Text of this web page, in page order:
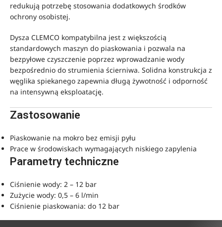
redukują potrzebę stosowania dodatkowych środków
ochrony osobistej.
Dysza CLEMCO kompatybilna jest z większością
standardowych maszyn do piaskowania i pozwala na
bezpyłowe czyszczenie poprzez wprowadzanie wody
bezpośrednio do strumienia ścierniwa. Solidna konstrukcja z
węglika spiekanego zapewnia długą żywotność i odporność
na intensywną eksploatację.
Zastosowanie
Piaskowanie na mokro bez emisji pyłu
Prace w środowiskach wymagających niskiego zapylenia
Parametry techniczne
Ciśnienie wody: 2 – 12 bar
Zużycie wody: 0,5 – 6 l/min
Ciśnienie piaskowania: do 12 bar